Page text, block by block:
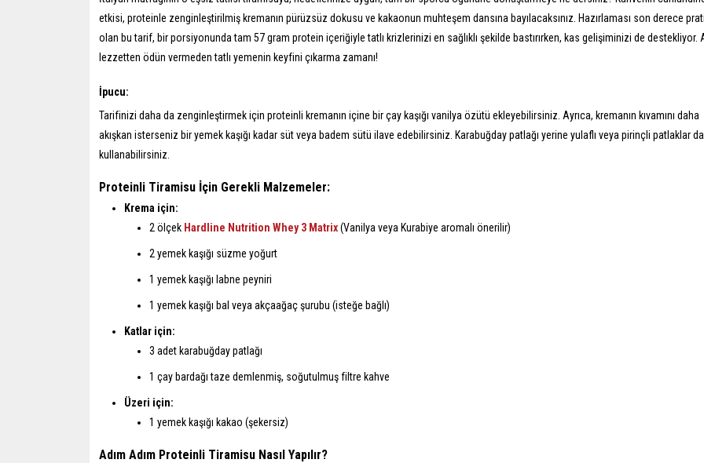
etkisi, proteinle zenginleştirilmiş kremanın pürüzsüz dokusu ve kakaonun muhteşem dansına bayılacaksınız. Hazırlaması son derece
olan bu tarif, bir porsiyonunda tam 57 gram protein içeriğiyle tatlı krizlerinizi en sağlıklı şekilde bastırırken, kas gelişiminizi de destekliyor.
lezzetten ödün vermeden tatlı yemenin keyfini çıkarma zamanı!
İpucu:
Tarifinizi daha da zenginleştirmek için proteinli kremanın içine bir çay kaşığı vanilya özütü ekleyebilirsiniz. Ayrıca, kremanın kıvamını daha
akışkan isterseniz bir yemek kaşığı kadar süt veya badem sütü ilave edebilirsiniz. Karabuğday patlağı yerine yulaflı veya pirinçli patlaklar da
kullanabilirsiniz.
Proteinli Tiramisu İçin Gerekli Malzemeler:
Krema için:
2 ölçek Hardline Nutrition Whey 3 Matrix(Vanilya veya Kurabiye aromalı önerilir)
2 yemek kaşığı süzme yoğurt
1 yemek kaşığı labne peyniri
1 yemek kaşığı bal veya akçaağaç şurubu (isteğe bağlı)
Katlar için:
3 adet karabuğday patlağı
1 çay bardağı taze demlenmiş, soğutulmuş filtre kahve
Üzeri için:
1 yemek kaşığı kakao (şekersiz)
Adım Adım Proteinli Tiramisu Nasıl Yapılır?